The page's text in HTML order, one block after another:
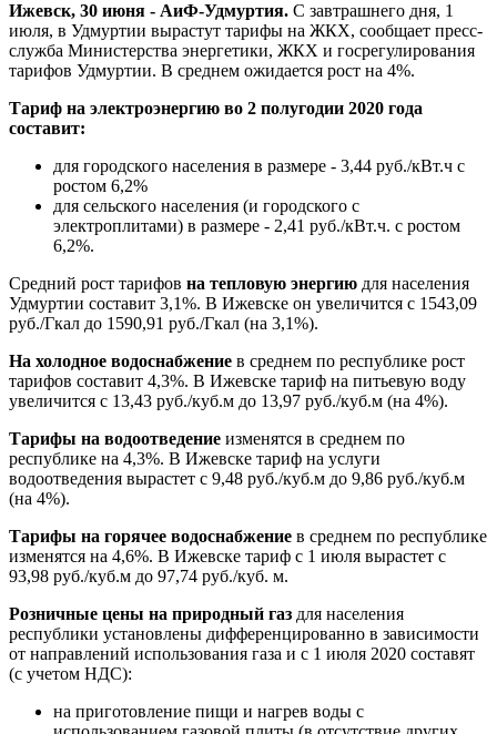
Ижевск, 30 июня - АиФ-Удмуртия. С завтрашнего дня, 1
июля, в Удмуртии вырастут тарифы на ЖКХ, сообщает пресс-
служба Министерства энергетики, ЖКХ и госрегулирования
тарифов Удмуртии. В среднем ожидается рост на 4%.
Тариф на электроэнергию во 2 полугодии 2020 года
составит:
для городского населения в размере - 3,44 руб./кВт.ч с
ростом 6,2%
для сельского населения (и городского с
электроплитами) в размере - 2,41 руб./кВт.ч. с ростом
6,2%.
Средний рост тарифов на тепловую энергию для населения
Удмуртии составит 3,1%. В Ижевске он увеличится с 1543,09
руб./Гкал до 1590,91 руб./Гкал (на 3,1%).
На холодное водоснабжение в среднем по республике рост
тарифов составит 4,3%. В Ижевске тариф на питьевую воду
увеличится с 13,43 руб./куб.м до 13,97 руб./куб.м (на 4%).
Тарифы на водоотведение изменятся в среднем по
республике на 4,3%. В Ижевске тариф на услуги
водоотведения вырастет с 9,48 руб./куб.м до 9,86 руб./куб.м
(на 4%).
Тарифы на горячее водоснабжение в среднем по республике
изменятся на 4,6%. В Ижевске тариф с 1 июля вырастет с
93,98 руб./куб.м до 97,74 руб./куб. м.
Розничные цены на природный газ для населения
республики установлены дифференцированно в зависимости
от направлений использования газа и с 1 июля 2020 составят
(с учетом НДС):
на приготовление пищи и нагрев воды с